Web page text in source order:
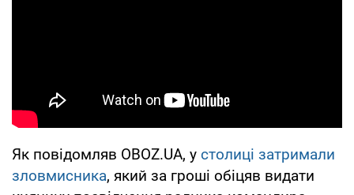
Як повідомляв OBOZ.UA, у столиці затримали
зловмисника, який за гроші обіцяв видати